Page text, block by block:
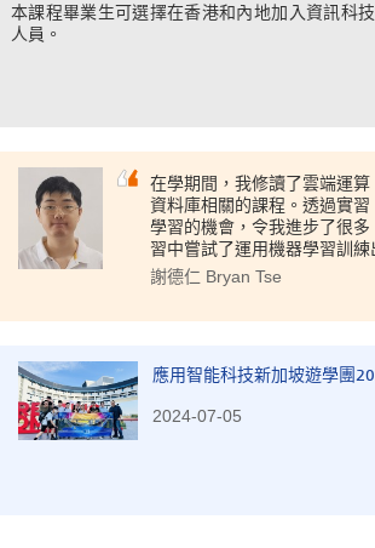
本課程畢業生可選擇在香港和內地加入資訊科
人員。
在學期間，我修讀了雲端運
資料庫相關的課程。透過實
學習的機會，令我進步了很
習中嘗試了運用機器學習訓練
謝德仁 Bryan Tse
應用智能科技新加坡遊學團
2024-07-05